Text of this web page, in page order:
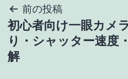
投
稿
ナ
前の投稿
初心者向け一眼カメ
り・シャッター速度
解